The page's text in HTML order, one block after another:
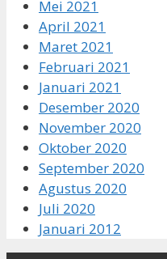
Mei 2021
April 2021
Maret 2021
Februari 2021
Januari 2021
Desember 2020
November 2020
Oktober 2020
September 2020
Agustus 2020
Juli 2020
Januari 2012